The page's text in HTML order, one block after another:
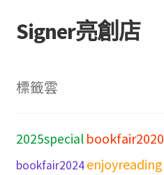
跳
至
覽
列
跳
至
要
內
Signer亮創店
學校選書（小學）
標籤雲
2025special bookfair2020
bookfair2024enjoyreading